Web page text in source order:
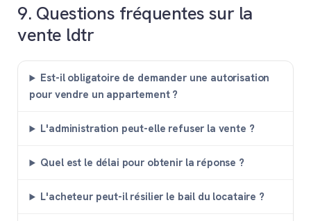
9. Questions fréquentes sur la
vente ldtr
Est-il obligatoire de demander une autorisation
pour vendre un appartement ?
L'administration peut-elle refuser la vente ?
Quel est le délai pour obtenir la réponse ?
L'acheteur peut-il résilier le bail du locataire ?